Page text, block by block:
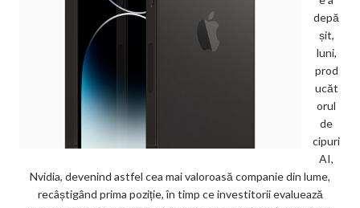
depă
șit,
luni,
prod
ucăt
orul
de
cipuri
AI,
Nvidia, devenind astfel cea mai valoroasă companie din lume,
recâștigând prima poziție, în timp ce investitorii evaluează